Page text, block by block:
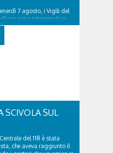
7 agosto, i Vigili del
sono intervenuti in
nel comune di Calalzo
strada rimasta bloccata
SCIVOLA SUL
del 118 è stata
che aveva raggiunto il